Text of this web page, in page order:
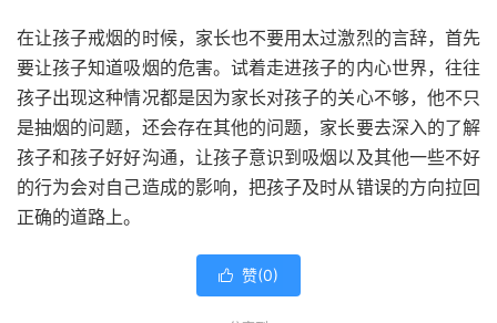
在让孩子戒烟的时候，家长也不要用太过激烈的言辞，首先
要让孩子知道吸烟的危害。试着走进孩子的内心世界，往往
孩子出现这种情况都是因为家长对孩子的关心不够，他不只
是抽烟的问题，还会存在其他的问题，家长要去深入的了解
孩子和孩子好好沟通，让孩子意识到吸烟以及其他一些不好
的行为会对自己造成的影响，把孩子及时从错误的方向拉回
正确的道路上。
 赞(0)